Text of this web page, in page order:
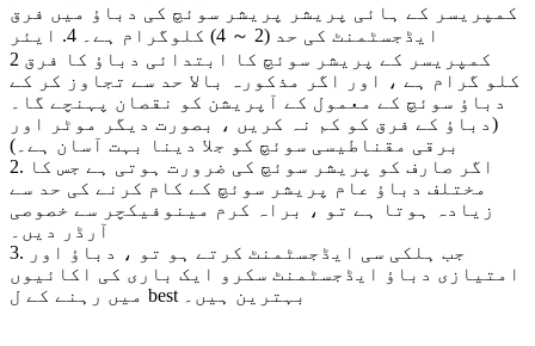
کمپریسر کے ہائی پریشر پریشر سوئچ کی دباؤ میں فرق
ایڈجسٹمنٹ کی حد (2 ～ 4) کلوگرام ہے۔ 4. ایئر
کمپریسر کے پریشر سوئچ کا ابتدائی دباؤ کا فرق 2
کلو گرام ہے ، اور اگر مذکورہ بالا حد سے تجاوز کر کے
دباؤ سوئچ کے معمول کے آپریشن کو نقصان پہنچے گا۔
(دباؤ کے فرق کو کم نہ کریں ، بصورت دیگر موٹر اور
برقی مقناطیسی سوئچ کو جلا دینا بہت آسان ہے۔)
2. اگر صارف کو پریشر سوئچ کی ضرورت ہوتی ہے جس کا
مختلف دباؤ عام پریشر سوئچ کے کام کرنے کی حد سے
زیادہ ہوتا ہے تو ، براہ کرم مینوفیکچر سے خصوصی
آرڈر دیں۔
3. جب ہلکی سی ایڈجسٹمنٹ کرتے ہو تو ، دباؤ اور
امتیازی دباؤ ایڈجسٹمنٹ سکرو ایک باری کی اکائیوں
میں رہنے کے ل best بہترین ہیں۔